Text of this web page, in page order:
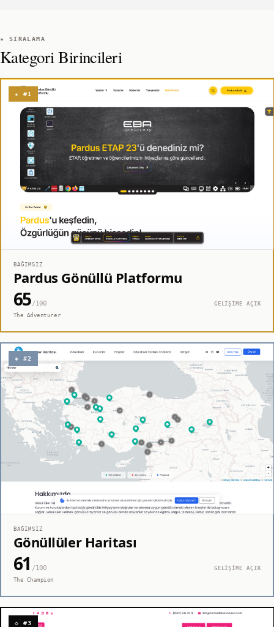
★ SIRALAMA
Kategori Birincileri
★ #1
BAĞIMSIZ
Pardus Gönüllü Platformu
65/100
GELİŞİME AÇIK
The Adventurer
◈ #2
BAĞIMSIZ
Gönüllüler Haritası
61 /100
GELİŞİME AÇIK
The Champion
◇ #3